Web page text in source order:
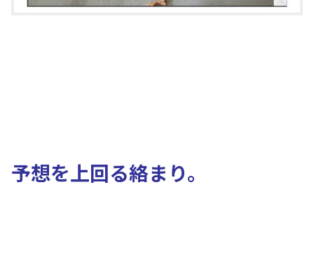
予想を上回る絡まり。